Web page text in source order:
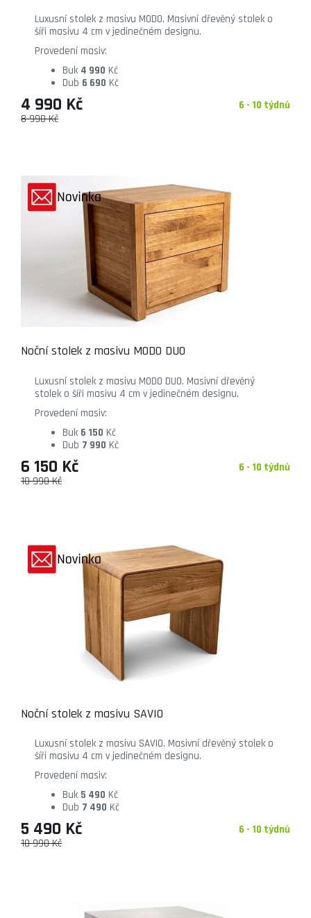
Luxusní stolek z masivu MODO. Masivní dřevěný stolek o
šíři masivu 4 cm v jedinečném designu.
Provedení masiv:
Buk 4 990 Kč
Dub 6 690 Kč
6 - 10 týdnů
8 990 Kč
4 990 Kč
Noční stolek z masivu MODO DUO
Luxusní stolek z masivu MODO DUO. Masivní dřevěný
stolek o šíři masivu 4 cm v jedinečném designu.
Provedení masiv:
Buk 6 150 Kč
Dub 7 990 Kč
6 - 10 týdnů
10 990 Kč
6 150 Kč
Noční stolek z masivu SAVIO
Luxusní stolek z masivu SAVIO. Masivní dřevěný stolek o
šíři masivu 4 cm v jedinečném designu.
Provedení masiv:
Buk 5 490 Kč
Dub 7 490 Kč
6 - 10 týdnů
10 990 Kč
5 490 Kč